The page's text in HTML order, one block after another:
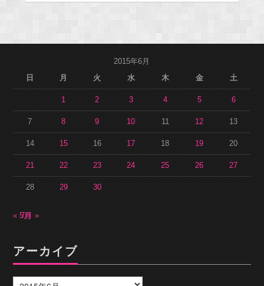
2015年6月
日
月 火 水 木 金 土
1 2 3 4 5 6
7 8 9 10 11 12 13
14 15 16 17 18 19 20
21 22 23 24 25 26 27
28 29 30
« 5月7月 »
アーカイブ
ー